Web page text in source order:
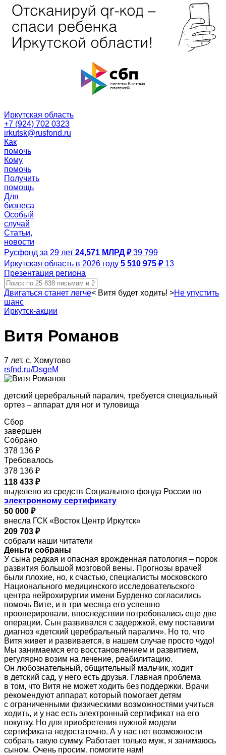
Иркутская область
+7 (924) 702 0323
irkutsk@rusfond.ru
Как
помочь
Кому
помочь
Получить
помощь
Для
бизнеса
Особый
случай
Статьи,
новости
Русфонд за 29 лет 24,571 МЛРД ₽ 39 799
Иркутская область в 2026 году 5 510 975 ₽ 13
Презентация региона
Двигаться станет легче< Витя будет ходить! >Не упустить
шанс
Иркутск-акции
Витя Романов
7 лет, с. Хомутово
rsfnd.ru/DsgeM
детский церебральный паралич, требуется специальный
ортез – аппарат для ног и туловища
Сбор
завершен
Собрано
378 136 ₽
Требовалось
378 136 ₽
118 433 ₽
выделено из средств Социального фонда России по
электронному сертификату
50 000 ₽
внесла ГСК «Восток Центр Иркутск»
209 703 ₽
собрали наши читатели
Деньги собраны
У сына редкая и опасная врожденная патология – порок
развития большой мозговой вены. Прогнозы врачей
были плохие, но, к счастью, специалисты московского
Национального медицинского исследовательского
центра нейрохирургии имени Бурденко согласились
помочь Вите, и в три месяца его успешно
прооперировали, впоследствии потребовались еще две
операции. Сын развивался с задержкой, ему поставили
диагноз «детский церебральный паралич». Но то, что
Витя живет и развивается, в нашем случае просто чудо!
Мы занимаемся его восстановлением и развитием,
регулярно возим на лечение, реабилитацию.
Он любознательный, общительный мальчик, ходит
в детский сад, у него есть друзья. Главная проблема
в том, что Витя не может ходить без поддержки. Врачи
рекомендуют аппарат, который помогает детям
с ограниченными физическими возможностями учиться
ходить, и у нас есть электронный сертификат на его
покупку. Но для приобретения нужной модели
сертификата недостаточно. А у нас нет возможности
собрать такую сумму. Работает только муж, я занимаюсь
сыном. Очень просим, помогите нам!